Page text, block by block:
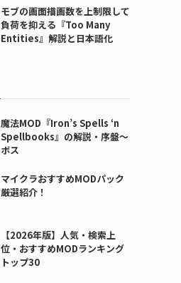
モブの画面描画数を上制限して
負荷を抑える『Too Many
Entities』解説と日本語化
魔法MOD『Iron’s Spells ‘n
Spellbooks』の解説・序盤～
ボス
マイクラおすすめMODパック
厳選紹介！
【2026年版】人気・検索上
位・おすすめMODランキング
トップ30